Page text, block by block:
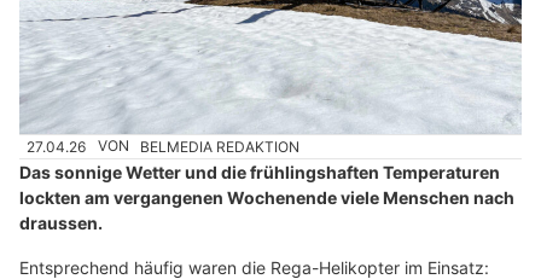
27.04.26 VON BELMEDIA REDAKTION
Das sonnige Wetter und die frühlingshaften Temperaturen
lockten am vergangenen Wochenende viele Menschen nach
draussen.
Entsprechend häufig waren die Rega-Helikopter im Einsatz: